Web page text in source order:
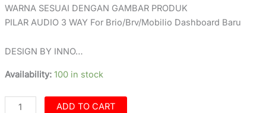
WARNA SESUAI DENGAN GAMBAR PRODUK
PILAR AUDIO 3 WAY For Brio/Brv/Mobilio Dashboard Baru
DESIGN BY INNO…
Availability: 100 in stock
ADD TO CART